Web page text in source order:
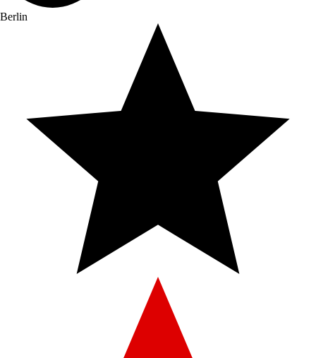
Berlin